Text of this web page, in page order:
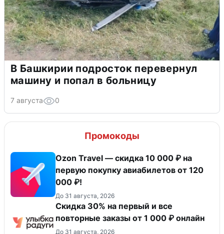
В Башкирии подросток перевернул
машину и попал в больницу
7 августа 0
Промокоды
Ozon Travel — скидка 10 000 ₽ на
первую покупку авиабилетов от 120
000 ₽!
До 31 августа, 2026
Скидка 30% на первый и все
повторные заказы от 1 000 ₽ онлайн
До 31 августа, 2026